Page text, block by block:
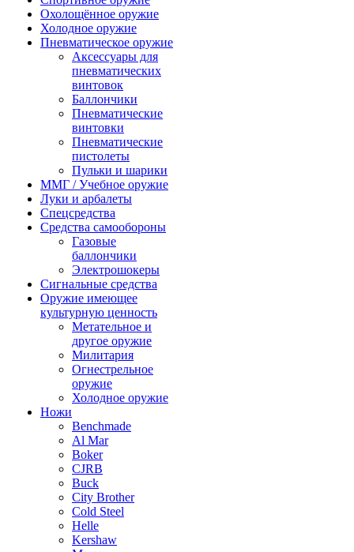
Охолощённое оружие
Холодное оружие
Пневматическое оружие
Аксессуары для
пневматических
винтовок
Баллончики
Пневматические
винтовки
Пневматические
пистолеты
Пульки и шарики
ММГ / Учебное оружие
Луки и арбалеты
Спецсредства
Средства самообороны
Газовые
баллончики
Электрошокеры
Сигнальные средства
Оружие имеющее
культурную ценность
Метательное и
другое оружие
Милитария
Огнестрельное
оружие
Холодное оружие
Ножи
Benchmade
Al Mar
Boker
CJRB
Buck
City Brother
Cold Steel
Helle
Kershaw